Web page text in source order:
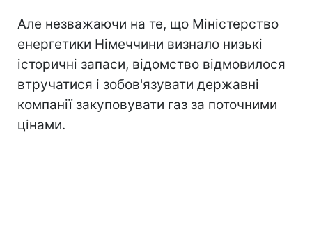
Але незважаючи на те, що Міністерство
енергетики Німеччини визнало низькі
історичні запаси, відомство відмовилося
втручатися і зобов'язувати державні
компанії закуповувати газ за поточними
цінами.